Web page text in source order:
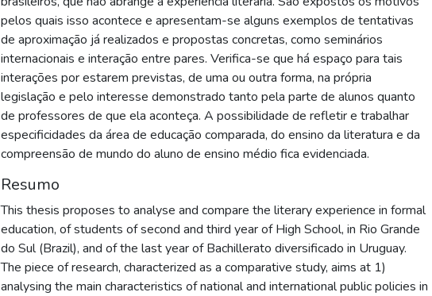
pelos quais isso acontece e apresentam-se alguns exemplos de tentativas
de aproximação já realizados e propostas concretas, como seminários
internacionais e interação entre pares. Verifica-se que há espaço para tais
interações por estarem previstas, de uma ou outra forma, na própria
legislação e pelo interesse demonstrado tanto pela parte de alunos quanto
de professores de que ela aconteça. A possibilidade de refletir e trabalhar
especificidades da área de educação comparada, do ensino da literatura e da
compreensão de mundo do aluno de ensino médio fica evidenciada.
Resumo
This thesis proposes to analyse and compare the literary experience in formal
education, of students of second and third year of High School, in Rio Grande
do Sul (Brazil), and of the last year of Bachillerato diversificado in Uruguay.
The piece of research, characterized as a comparative study, aims at 1)
analysing the main characteristics of national and international public policies in